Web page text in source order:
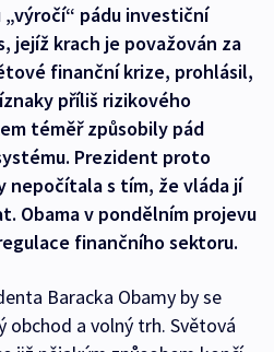
pádu investiční
jejíž krach je považován za
finanční krize, prohlásil,
příliš rizikového
téměř způsobily pád
Prezident proto
nepočítala s tím, že vláda jí
Obama v pondělním projevu
finančního sektoru.
Baracka Obamy by se
obchod a volný trh. Světová